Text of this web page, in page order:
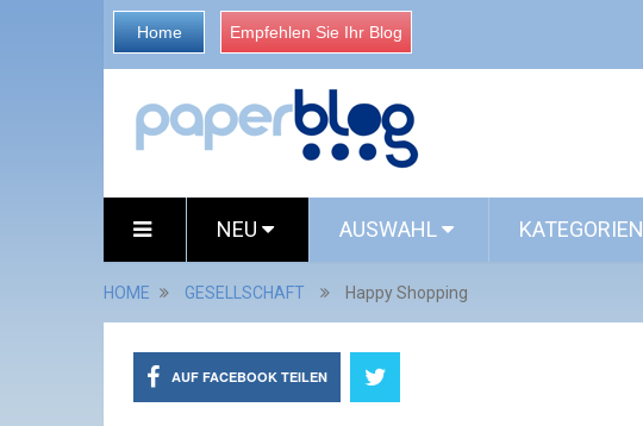
Home Empfehlen Sie Ihr Blog
NEU AUSWAHL KATEGORIEN
HOME GESELLSCHAFT Happy Shopping
AUF FACEBOOK TEILEN